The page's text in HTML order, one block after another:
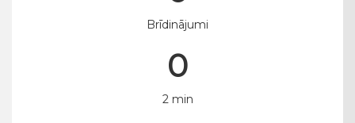
Brīdinājumi
0
2 min